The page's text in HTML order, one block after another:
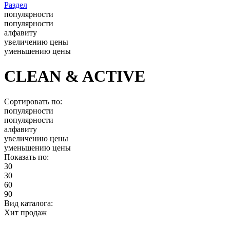
Раздел
популярности
популярности
алфавиту
увеличению цены
уменьшению цены
CLEAN & ACTIVE
Сортировать по:
популярности
популярности
алфавиту
увеличению цены
уменьшению цены
Показать по:
30
30
60
90
Вид каталога:
Хит продаж